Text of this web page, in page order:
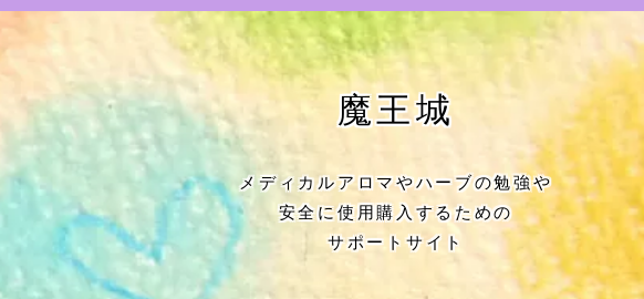
★アロマ検定＋αクイズ
★アロマハーブ傾向チェック
★導きの階層図/目次
魔王城
メディカルアロマやハーブの勉強や
安全に使用購入するための
サポートサイト